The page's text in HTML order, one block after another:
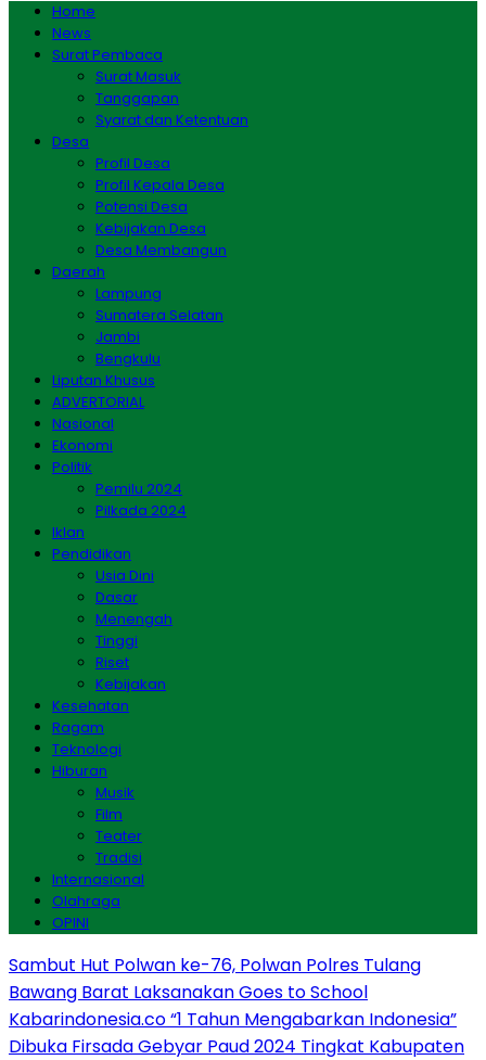
Home
News
Surat Pembaca
Surat Masuk
Tanggapan
Syarat dan Ketentuan
Desa
Profil Desa
Profil Kepala Desa
Potensi Desa
Kebijakan Desa
Desa Membangun
Daerah
Lampung
Sumatera Selatan
Jambi
Bengkulu
Liputan Khusus
ADVERTORIAL
Nasional
Ekonomi
Politik
Pemilu 2024
Pilkada 2024
Iklan
Pendidikan
Usia Dini
Dasar
Menengah
Tinggi
Riset
Kebijakan
Kesehatan
Ragam
Teknologi
Hiburan
Musik
Film
Teater
Tradisi
Internasional
Olahraga
OPINI
Sambut Hut Polwan ke-76, Polwan Polres Tulang
Bawang Barat Laksanakan Goes to School
Kabarindonesia.co “1 Tahun Mengabarkan Indonesia”
Dibuka Firsada Gebyar Paud 2024 Tingkat Kabupaten